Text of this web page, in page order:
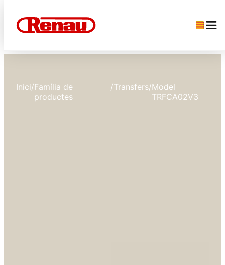
Inici/Família de
productes
/Transfers/Model
TRFCA02V3